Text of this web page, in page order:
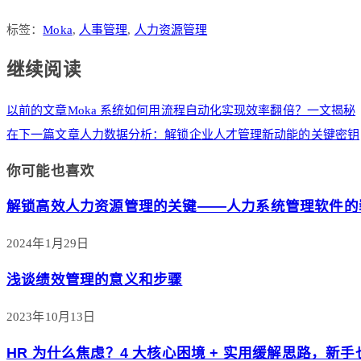
标签：Moka, 人事管理, 人力资源管理
继续阅读
以前的文章Moka 系统如何用流程自动化实现效率翻倍？一文揭秘
在下一篇文章人力数据分析：解锁企业人才管理新动能的关键密钥
你可能也喜欢
解锁高效人力资源管理的关键——人力系统管理软件的
2024年1月29日
浅谈绩效管理的意义和步骤
2023年10月13日
HR 为什么焦虑？4 大核心困境 + 实用缓解思路，新手